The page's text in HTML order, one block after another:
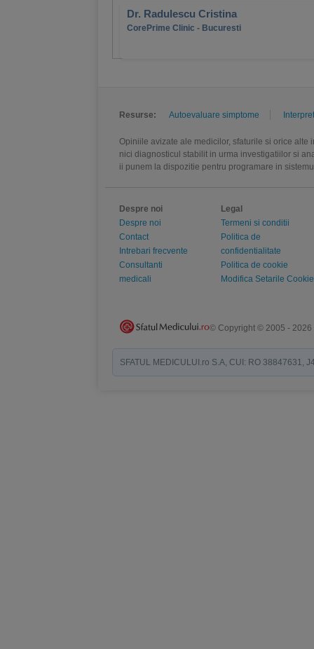
Dr. Radulescu Cristina
CorePrime Clinic - Bucuresti
Resurse: Autoevaluare simptome
Opiniile avizate ale medicilor, sfaturile si orice
nici diagnosticul stabilit in urma investigatiilor si
ii punem la dispozitie pentru programare in
Despre noi
Despre noi
Contact
Intrebari frecvente
Consultanti
medicali
Legal
Termeni si conditii
Politica de
confidentialitate
Politica de cookie
Modifica Setarile Cookie
© Copyright © 2005 - 2026
SFATUL MEDICULUI.ro S.A, CUI: RO 38847631,